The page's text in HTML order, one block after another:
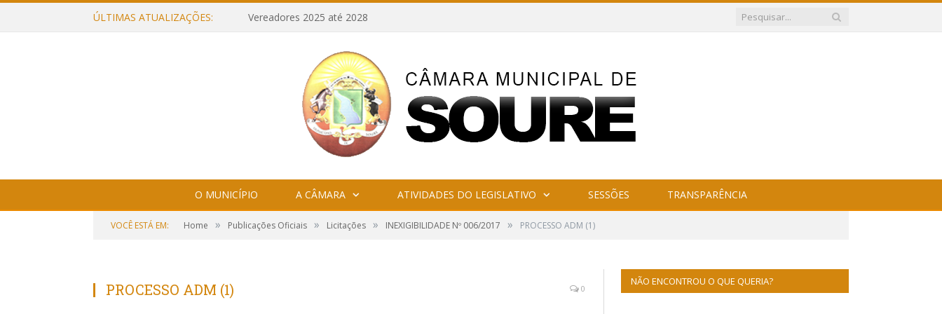
ÚLTIMAS ATUALIZAÇÕES: Vereadores 2025 até 2028
O MUNICÍPIO A CÂMARA ATIVIDADES DO LEGISLATIVO SESSÕES TRANSPARÊNCIA
VOCÊ ESTÁ EM: Home » Publicações Oficiais » Licitações » INEXIGIBILIDADE Nº 006/2017 » PROCESSO ADM (1)
PROCESSO ADM (1) 0
NÃO ENCONTROU O QUE QUERIA?